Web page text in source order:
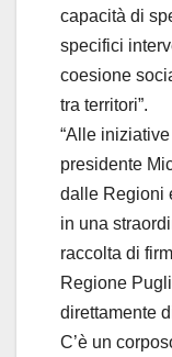
capacità di
specifici
coesione
tra territori”.
“Alle
presidente
dalle Regioni
in una
raccolta di
Regione
direttamente
C’è un